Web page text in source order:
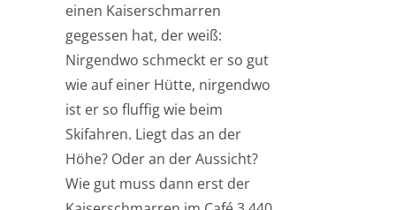
einen Kaiserschmarren
gegessen hat, der weiß:
Nirgendwo schmeckt er so gut
wie auf einer Hütte, nirgendwo
ist er so fluffig wie beim
Skifahren. Liegt das an der
Höhe? Oder an der Aussicht?
Wie gut muss dann erst der